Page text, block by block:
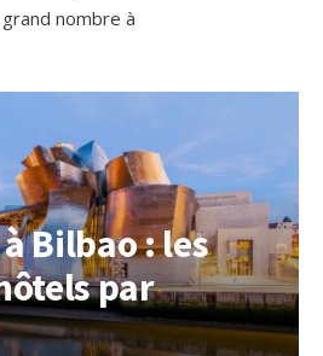
nombre à
Bilbao : les
par